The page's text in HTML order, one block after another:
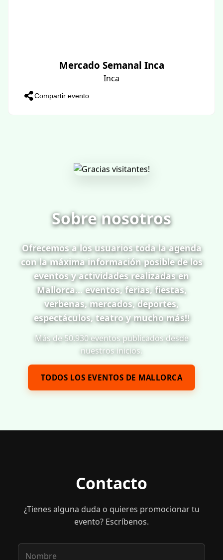
Mercado Semanal Inca
Inca
Compartir evento
Sobre nosotros
Ofrecemos a los usuarios toda la agenda
con la máxima información posible de los
eventos y actividades realizadas en
Mallorca... eventos, ferias, fiestas,
verbenas, mercados, deportes,
espectáculos, teatro y mucho más!!
Más de 50.930 eventos publicados desde
nuestros inicios.
TODOS LOS EVENTOS DE MALLORCA
Contacto
¿Tienes alguna duda o quieres promocionar tu
evento? Escríbenos.